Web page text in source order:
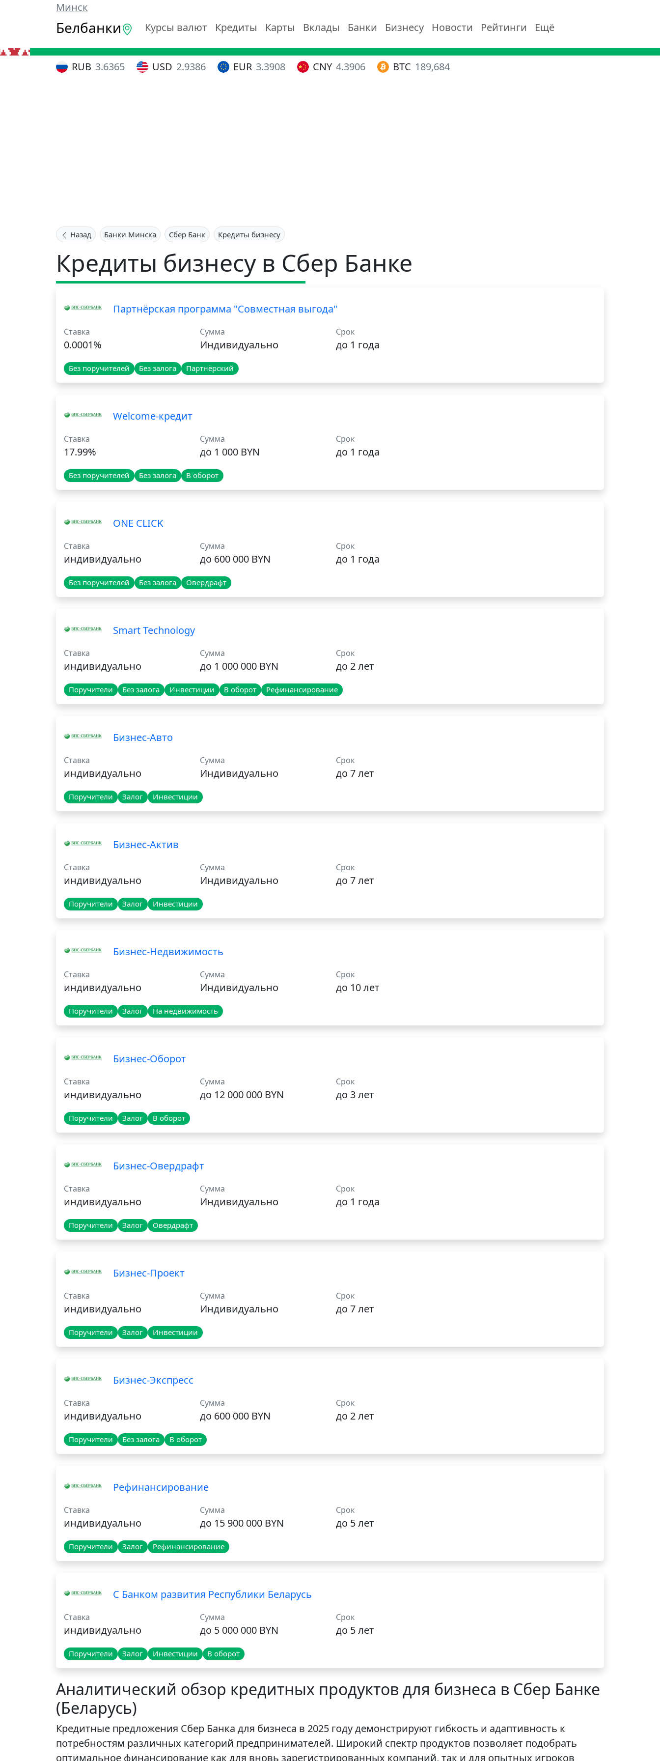
Минск
Белбанки Курсы валют Кредиты Карты Вклады Банки Бизнесу Новости Рейтинги Ещё
RUB 3.6365 USD 2.9386 EUR 3.3908 CNY 4.3906 BTC 189,684
Назад Банки Минска Сбер Банк Кредиты бизнесу
Кредиты бизнесу в Сбер Банке
Партнёрская программа "Совместная выгода"
Ставка
0.0001%
Сумма
Индивидуально
Срок
до 1 года
Без поручителей Без залога Партнёрский
Welcome-кредит
Ставка
17.99%
Сумма
до 1 000 BYN
Срок
до 1 года
Без поручителей Без залога В оборот
ONE CLICK
Ставка
индивидуально
Сумма
до 600 000 BYN
Срок
до 1 года
Без поручителей Без залога Овердрафт
Smart Technology
Ставка
индивидуально
Сумма
до 1 000 000 BYN
Срок
до 2 лет
Поручители Без залога Инвестиции В оборот Рефинансирование
Бизнес-Авто
Ставка
индивидуально
Сумма
Индивидуально
Срок
до 7 лет
Поручители Залог Инвестиции
Бизнес-Актив
Ставка
индивидуально
Сумма
Индивидуально
Срок
до 7 лет
Поручители Залог Инвестиции
Бизнес-Недвижимость
Ставка
индивидуально
Сумма
Индивидуально
Срок
до 10 лет
Поручители Залог На недвижимость
Бизнес-Оборот
Ставка
индивидуально
Сумма
до 12 000 000 BYN
Срок
до 3 лет
Поручители Залог В оборот
Бизнес-Овердрафт
Ставка
индивидуально
Сумма
Индивидуально
Срок
до 1 года
Поручители Залог Овердрафт
Бизнес-Проект
Ставка
индивидуально
Сумма
Индивидуально
Срок
до 7 лет
Поручители Залог Инвестиции
Бизнес-Экспресс
Ставка
индивидуально
Сумма
до 600 000 BYN
Срок
до 2 лет
Поручители Без залога В оборот
Рефинансирование
Ставка
индивидуально
Сумма
до 15 900 000 BYN
Срок
до 5 лет
Поручители Залог Рефинансирование
С Банком развития Республики Беларусь
Ставка
индивидуально
Сумма
до 5 000 000 BYN
Срок
до 5 лет
Поручители Залог Инвестиции В оборот
Аналитический обзор кредитных продуктов для бизнеса в Сбер Банке
(Беларусь)
Кредитные предложения Сбер Банка для бизнеса в 2025 году демонстрируют гибкость и адаптивность к
потребностям различных категорий предпринимателей. Широкий спектр продуктов позволяет подобрать
оптимальное финансирование как для вновь зарегистрированных компаний, так и для опытных игроков